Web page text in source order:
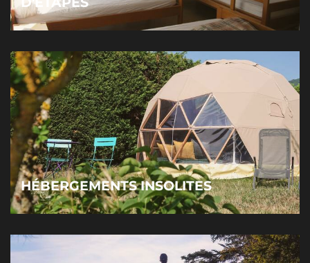
HÉBERGEMENTS INSOLITES